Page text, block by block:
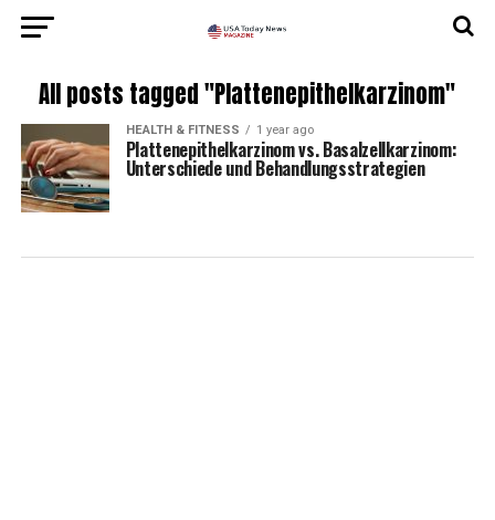
All posts tagged "Plattenepithelkarzinom"
HEALTH & FITNESS 1 year ago
Plattenepithelkarzinom vs. Basalzellkarzinom:
Unterschiede und Behandlungsstrategien